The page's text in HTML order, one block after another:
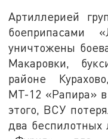
Артиллерией
боеприпасами
уничтожены
Макаровки,
районе
МТ-12 «Рапира»
этого, ВСУ
два беспилотных